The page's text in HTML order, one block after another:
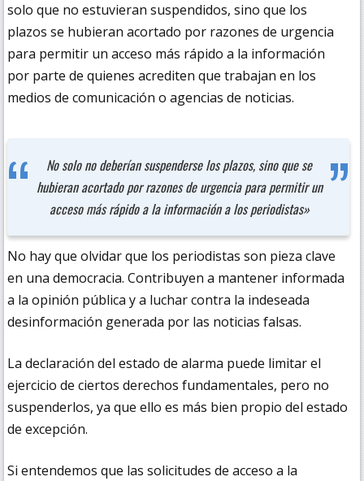
solo que no estuvieran suspendidos, sino que los
plazos se hubieran acortado por razones de urgencia
para permitir un acceso más rápido a la información
por parte de quienes acrediten que trabajan en los
medios de comunicación o agencias de noticias.
No solo no deberían suspenderse los plazos, sino que se
hubieran acortado por razones de urgencia para permitir un
acceso más rápido a la información a los periodistas»
No hay que olvidar que los periodistas son pieza clave
en una democracia. Contribuyen a mantener informada
a la opinión pública y a luchar contra la indeseada
desinformación generada por las noticias falsas.
La declaración del estado de alarma puede limitar el
ejercicio de ciertos derechos fundamentales, pero no
suspenderlos, ya que ello es más bien propio del estado
de excepción.
Si entendemos que las solicitudes de acceso a la